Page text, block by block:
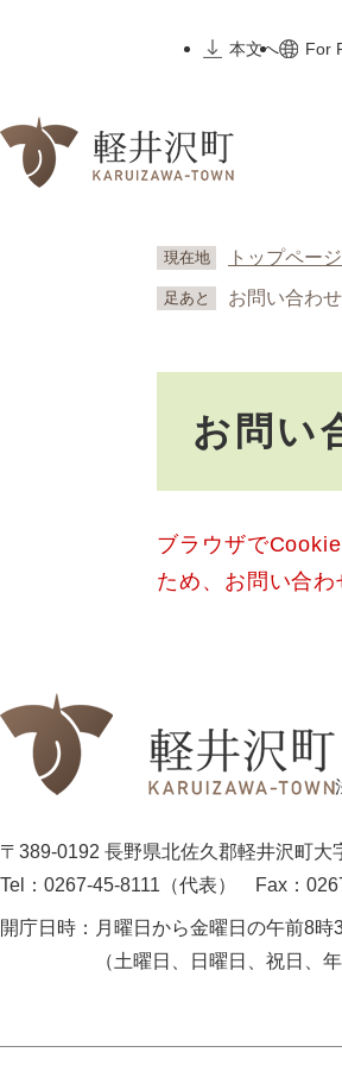
先
本文へ
For
現在地 トップページ
足あと お問い合わせ
お問い
ブラウザで
ため、お問い合わ
〒389-0192 長野県北佐久郡軽井沢町大
Tel：0267-45-8111（代表）
Fax：
開庁日時： 月曜日から金曜日の午前8
（土曜日、日曜日、祝日、